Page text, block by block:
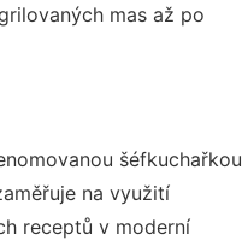
mas až po
šéfkuchařkou
na využití
receptů v moderní